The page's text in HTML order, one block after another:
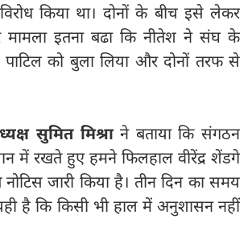
किया था। दोनों के बीच इसे लेकर
मामला इतना बढा कि नीतेश ने संघ के
पाटिल को बुला लिया और दोनों तरफ से
सुमित मिश्राने बताया कि संगठन
में रखते हुए हमने फिलहाल वीरेंद्र शेंडगे
जारी किया है। तीन दिन का समय
है कि किसी भी हाल में अनुशासन नहीं